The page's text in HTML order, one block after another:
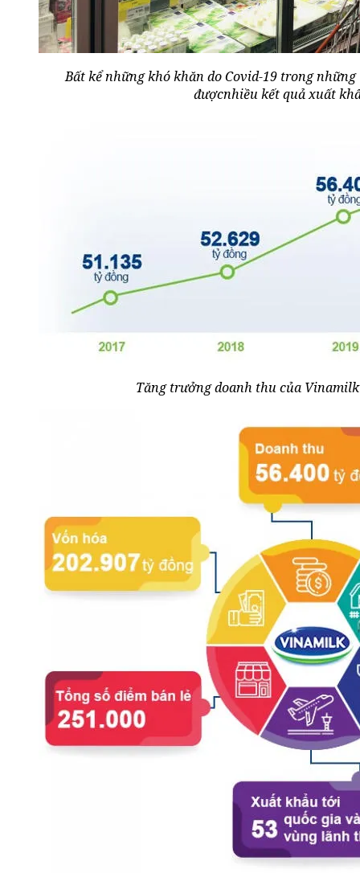
Bất kể những khó khăn do Covid-19 trong
đượcnhiều kết quả xuất
Tăng trưởng doanh thu của